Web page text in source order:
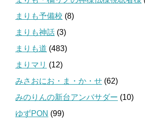
まりも予備校 (8)
まりも神話 (3)
まりも道 (483)
まりマリ (12)
みさおにお・ま・か・せ (62)
みのりんの新台アンバサダー (10)
ゆずPON (99)